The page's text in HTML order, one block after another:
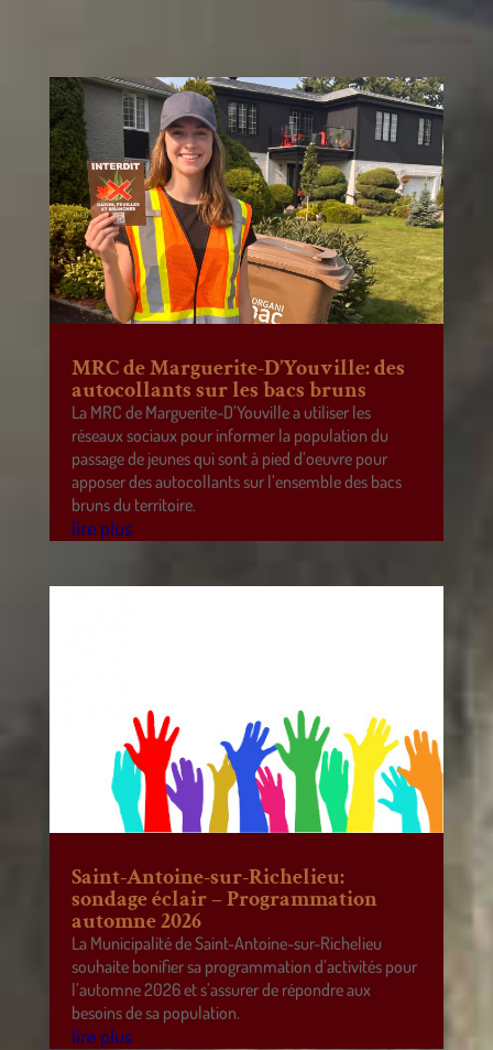
MRC de Marguerite-D’Youville: des
autocollants sur les bacs bruns
La MRC de Marguerite-D’Youville a utiliser les
réseaux sociaux pour informer la population du
passage de jeunes qui sont à pied d’oeuvre pour
apposer des autocollants sur l’ensemble des bacs
bruns du territoire.
lire plus
Saint-Antoine-sur-Richelieu:
sondage éclair – Programmation
automne 2026
La Municipalité de Saint-Antoine-sur-Richelieu
souhaite bonifier sa programmation d’activités pour
l’automne 2026 et s’assurer de répondre aux
besoins de sa population.
lire plus